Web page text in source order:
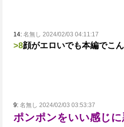
14: 名無し 2024/02/03 04:11:17
>8顔がエロいでも本編でこ
9: 名無し 2024/02/03 03:53:37
ポンポンをいい感じ